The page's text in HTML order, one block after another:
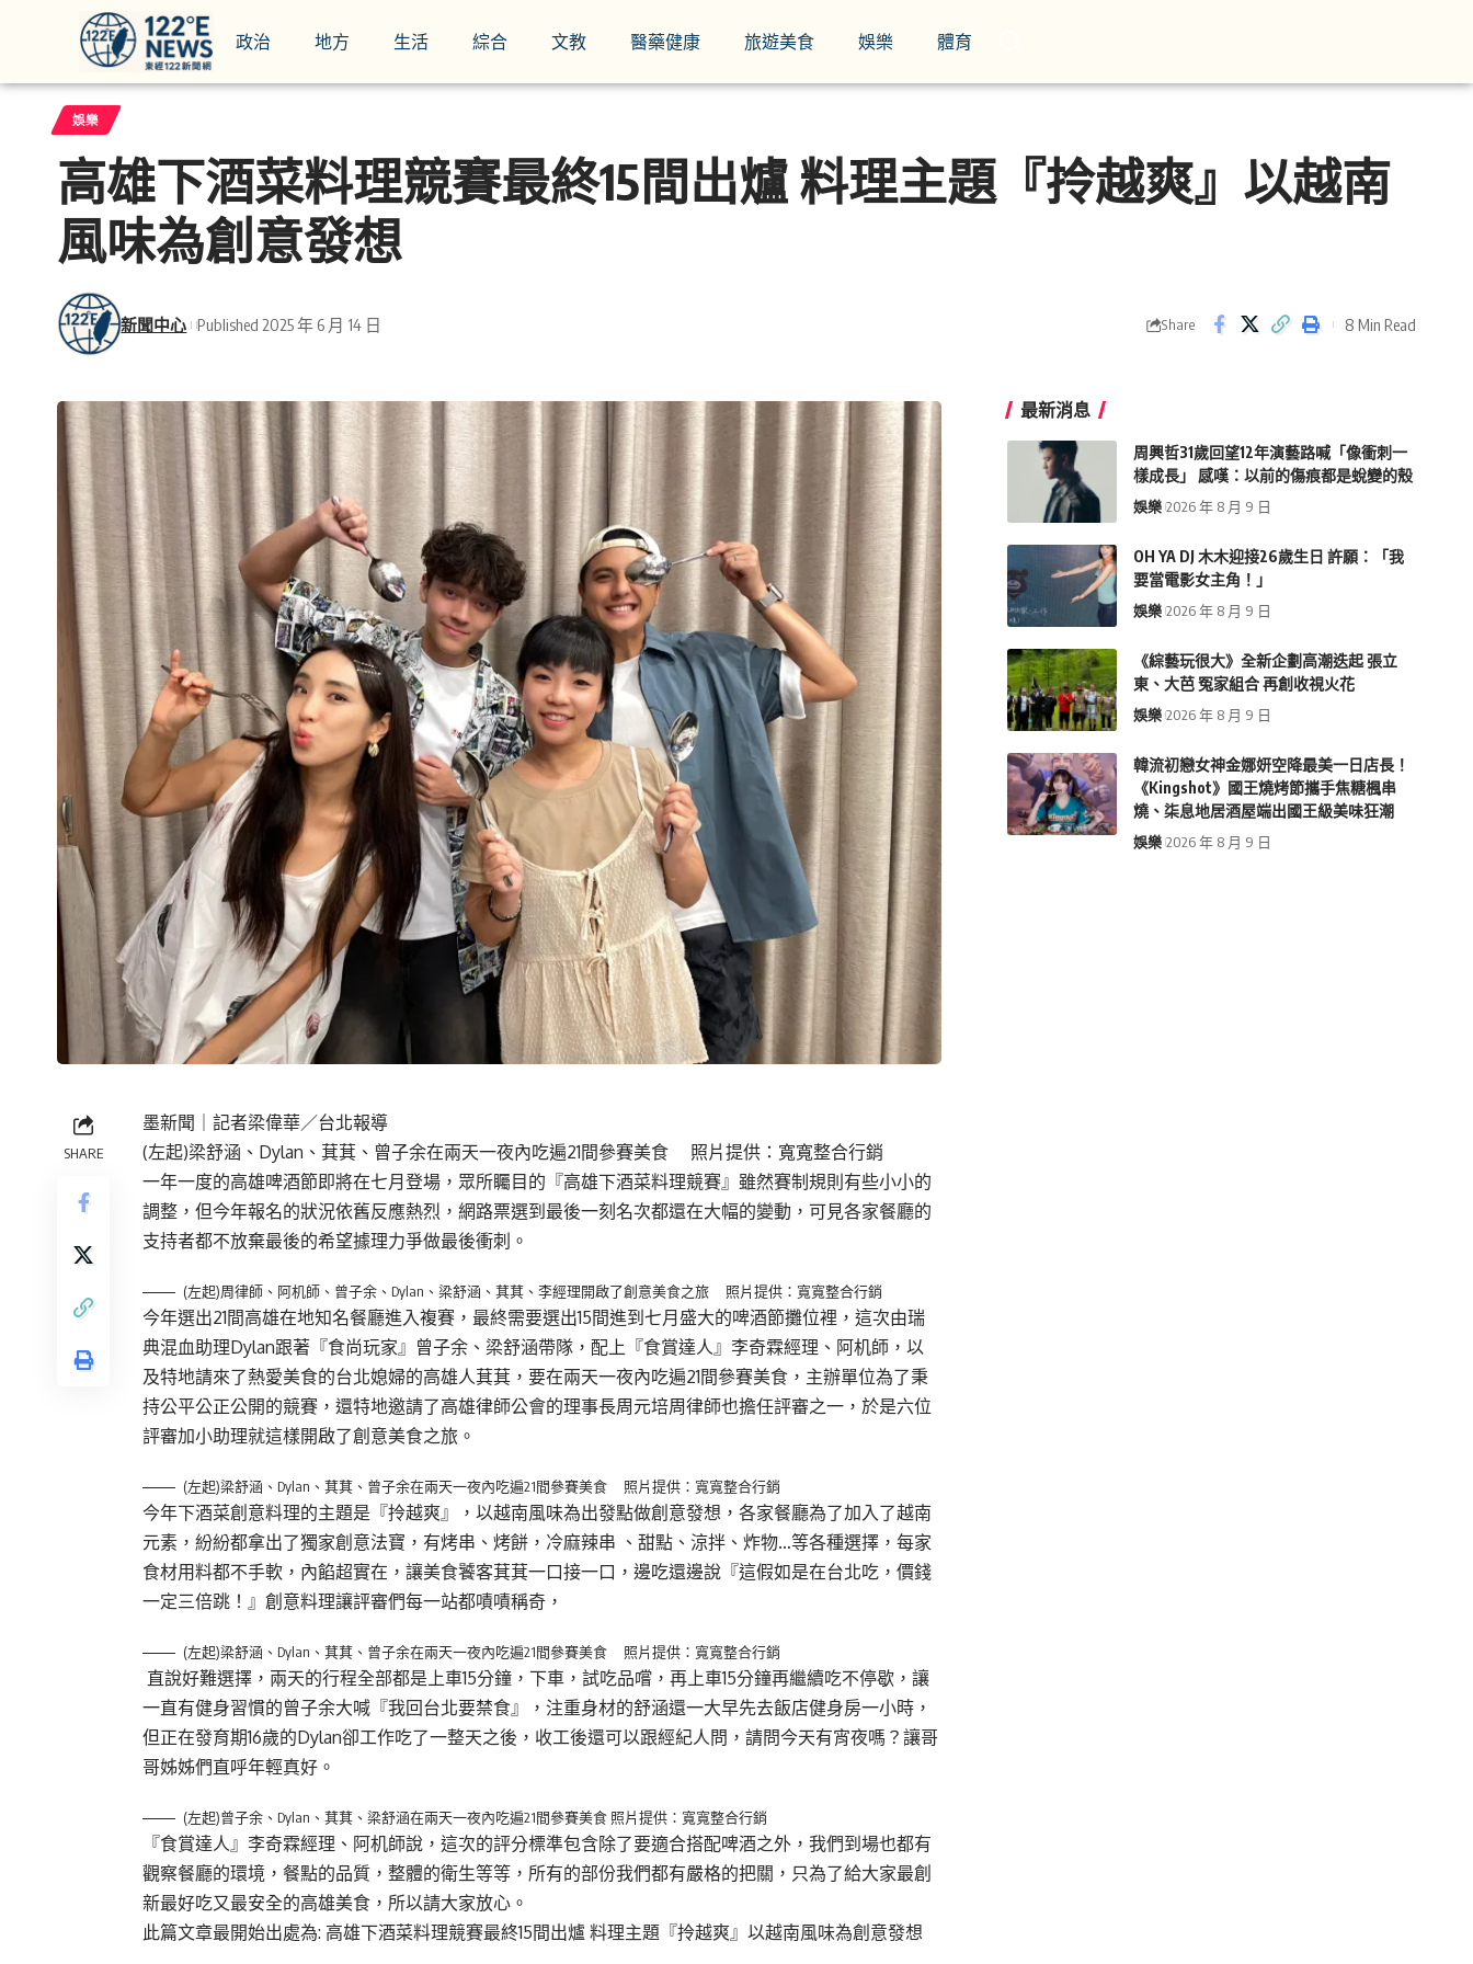
政治 地方 生活 綜合 文教 醫藥健康 旅遊美食 娛樂 體育
娛樂
高雄下酒菜料理競賽最終15間出爐 料理主題『拎越爽』以越南
風味為創意發想
新聞中心 Published 2025 年 6 月 14 日 Share 8 Min Read
SHARE
墨新聞 ｜記者梁偉華／台北報導
(左起)梁舒涵、Dylan、萁萁、曾子余在兩天一夜內吃遍21間參賽美食 照片提供：寬寬整合行銷
一年一度的高雄啤酒節即將在七月登場，眾所矚目的『高雄下酒菜料理競賽』雖然賽制規則有些小小的
調整，但今年報名的狀況依舊反應熱烈，網路票選到最後一刻名次都還在大幅的變動，可見各家餐廳的
支持者都不放棄最後的希望據理力爭做最後衝刺。
(左起)周律師、阿机師、曾子余、Dylan、梁舒涵、萁萁、李經理開啟了創意美食之旅 照片提供：寬寬整合行銷
今年選出21間高雄在地知名餐廳進入複賽，最終需要選出15間進到七月盛大的啤酒節攤位裡，這次由瑞
典混血助理Dylan跟著『食尚玩家』曾子余、梁舒涵帶隊，配上『食賞達人』李奇霖經理、阿机師，以
及特地請來了熱愛美食的台北媳婦的高雄人萁萁，要在兩天一夜內吃遍21間參賽美食，主辦單位為了秉
持公平公正公開的競賽，還特地邀請了高雄律師公會的理事長周元培周律師也擔任評審之一，於是六位
評審加小助理就這樣開啟了創意美食之旅。
(左起)梁舒涵、Dylan、萁萁、曾子余在兩天一夜內吃遍21間參賽美食 照片提供：寬寬整合行銷
今年下酒菜創意料理的主題是『拎越爽』，以越南風味為出發點做創意發想，各家餐廳為了加入了越南
元素，紛紛都拿出了獨家創意法寶，有烤串、烤餅，冷麻辣串 、甜點、涼拌、炸物…等各種選擇，每家
食材用料都不手軟，內餡超實在，讓美食饕客萁萁一口接一口，邊吃還邊說『這假如是在台北吃，價錢
一定三倍跳！』創意料理讓評審們每一站都嘖嘖稱奇，
(左起)梁舒涵、Dylan、萁萁、曾子余在兩天一夜內吃遍21間參賽美食 照片提供：寬寬整合行銷
直說好難選擇，兩天的行程全部都是上車15分鐘，下車，試吃品嚐，再上車15分鐘再繼續吃不停歇，讓
一直有健身習慣的曾子余大喊『我回台北要禁食』，注重身材的舒涵還一大早先去飯店健身房一小時，
但正在發育期16歲的Dylan卻工作吃了一整天之後，收工後還可以跟經紀人問，請問今天有宵夜嗎？讓哥
哥姊姊們直呼年輕真好。
(左起)曾子余、Dylan、萁萁、梁舒涵在兩天一夜內吃遍21間參賽美食 照片提供：寬寬整合行銷
『食賞達人』李奇霖經理、阿机師說，這次的評分標準包含除了要適合搭配啤酒之外，我們到場也都有
觀察餐廳的環境，餐點的品質，整體的衛生等等，所有的部份我們都有嚴格的把關，只為了給大家最創
新最好吃又最安全的高雄美食，所以請大家放心。
此篇文章最開始出處為: 高雄下酒菜料理競賽最終15間出爐 料理主題『拎越爽』以越南風味為創意發想
最新消息
周興哲31歲回望12年演藝路喊「像衝刺一
樣成長」 感嘆：以前的傷痕都是蛻變的殼
娛樂 2026 年 8 月 9 日
OH YA DJ 木木迎接26歲生日 許願：「我
要當電影女主角！」
娛樂 2026 年 8 月 9 日
《綜藝玩很大》全新企劃高潮迭起 張立
東、大芭 冤家組合 再創收視火花
娛樂 2026 年 8 月 9 日
韓流初戀女神金娜妍空降最美一日店長！
《Kingshot》國王燒烤節攜手焦糖楓串
燒、柒息地居酒屋端出國王級美味狂潮
娛樂 2026 年 8 月 9 日